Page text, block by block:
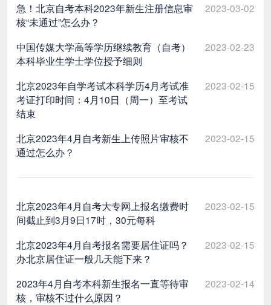
急！北京自考本科2023年新生注册信息审
核“未通过”怎么办？
2023-03-02
中国传媒大学高等学历继续教育（自考）
本科毕业生学士学位授予细则
2023-02-23
北京2023年自学考试本科学历4月考试准
考证打印时间：4月10日（周一）至考试
结束
2023-02-15
北京2023年4月自考新生上传照片审核不
通过怎么办？
2023-02-15
北京2023年4月自考大专网上报名缴费时
间截止到3月9日17时，30元每科
2023-02-15
北京2023年4月自考报名需要居住证吗？
办北京居住证一般几天能下来？
2023-02-15
2023年4月自考本科新生报名一直等待审
核，审核不过什么原因？
2023-02-14